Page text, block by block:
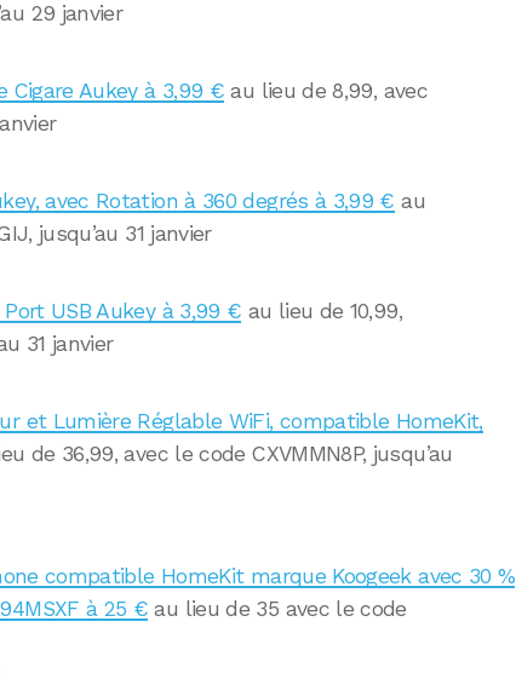
29 janvier
Cigare Aukey à 3,99 € au lieu de 8,99, avec
avec Rotation à 360 degrés à 3,99 € au
jusqu’au 31 janvier
USB Aukey à 3,99 € au lieu de 10,99,
31 janvier
et Lumière Réglable WiFi, compatible HomeKit,
de 36,99, avec le code CXVMMN8P, jusqu’au
compatible HomeKit marque Koogeek avec 30 %
à 25 € au lieu de 35 avec le code